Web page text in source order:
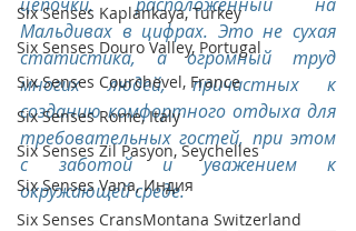
Six Senses Kaplankaya, Turkey
Six Senses Douro Valley, Portugal
Six Senses Courchevel, France
Six Senses Rome, Italy
Six Senses Zil Pasyon, Seychelles
Six Senses Vana, Индия
Six Senses CransMontana Switzerland
Мальдивах в цифрах. Это не сухая
статистика, а огромный труд
многих людей, причастных к
созданию комфортного отдыха для
требовательных гостей, при этом
с заботой и уважением к
окружающей среде.